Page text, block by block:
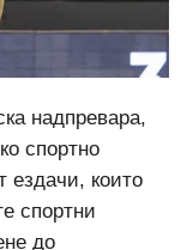
надпревара,
спортно
ездачи, които
спортни
до